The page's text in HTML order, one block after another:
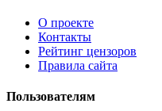
О проекте
Контакты
Рейтинг цензоров
Правила сайта
Пользователям